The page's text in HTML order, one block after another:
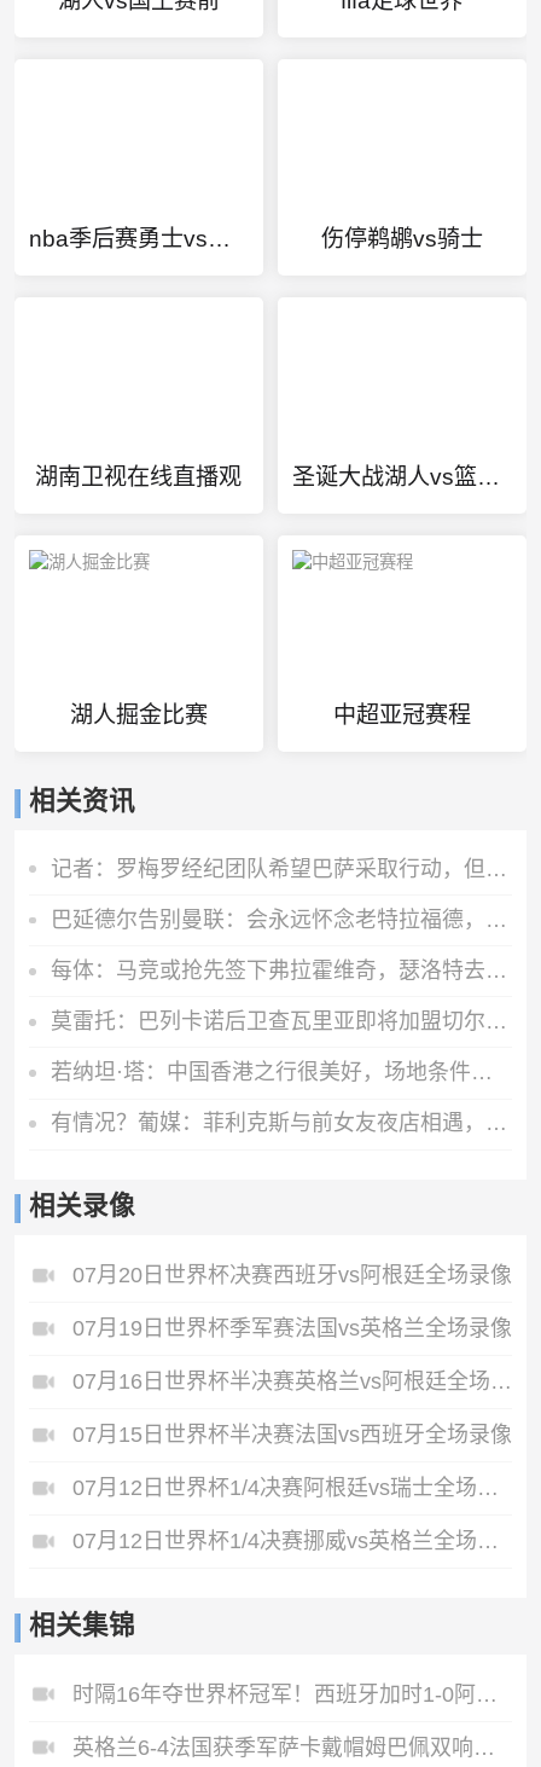
nba季后赛勇士vs火箭全场回放 伤停鹈鹕vs骑士
湖南卫视在线直播观 圣诞大战湖人vs篮网宣传片
湖人掘金比赛 中超亚冠赛程
相关资讯
记者：罗梅罗经纪团队希望巴萨采取行动，但后者首选引进罗德里
巴延德尔告别曼联：会永远怀念老特拉福德，我的心与你们同在
每体：马竞或抢先签下弗拉霍维奇，瑟洛特去留成关键变量
莫雷托：巴列卡诺后卫查瓦里亚即将加盟切尔西，很快就会官方宣布
若纳坦·塔：中国香港之行很美好，场地条件一般 但我们踢得不错
有情况？葡媒：菲利克斯与前女友夜店相遇，交谈后社媒再次互关
相关录像
07月20日世界杯决赛西班牙vs阿根廷全场录像
07月19日世界杯季军赛法国vs英格兰全场录像
07月16日世界杯半决赛英格兰vs阿根廷全场录像
07月15日世界杯半决赛法国vs西班牙全场录像
07月12日世界杯1/4决赛阿根廷vs瑞士全场录像
07月12日世界杯1/4决赛挪威vs英格兰全场录像
相关集锦
时隔16年夺世界杯冠军！西班牙加时1-0阿根廷费兰制胜恩佐染红
英格兰6-4法国获季军萨卡戴帽姆巴佩双响创纪录奥利塞2助+失良机